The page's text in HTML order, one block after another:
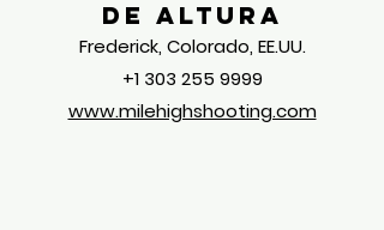
de altura
Frederick, Colorado, EE.UU.
+1 303 255 9999
www.milehighshooting.com